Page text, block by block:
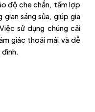
độ che chắn, tấm lợp
sáng sủa, giúp gia
sử dụng chúng cải
giác thoải mái và dễ